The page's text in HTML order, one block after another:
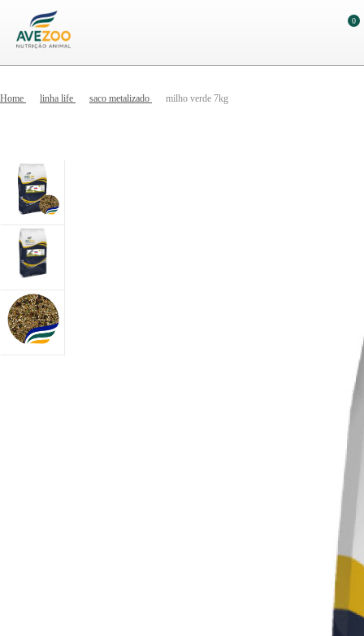
0
Home linha life saco metalizado milho verde 7kg